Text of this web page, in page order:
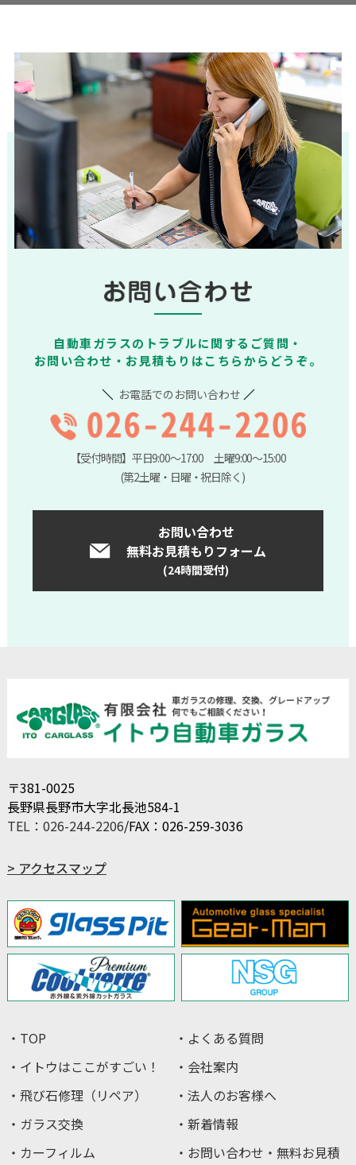
自動車ガラスのトラブルに関するご質問・
お問い合わせ・お見積もりはこちらからどうぞ。
お電話でのお問い合わせ
【受付時間】平日9:00～17:00 土曜9:00～15:00
(第2土曜・日曜・祝日除く)
お問い合わせ
無料お見積もりフォーム
(24時間受付)
〒381-0025
長野県長野市大字北長池584-1
TEL：026-244-2206/FAX：026-259-3036
> アクセスマップ
・TOP
・イトウはここがすごい！
・飛び石修理（リペア）
・ガラス交換
・カーフィルム
・よくある質問
・会社案内
・法人のお客様へ
・新着情報
・お問い合わせ・無料お見積